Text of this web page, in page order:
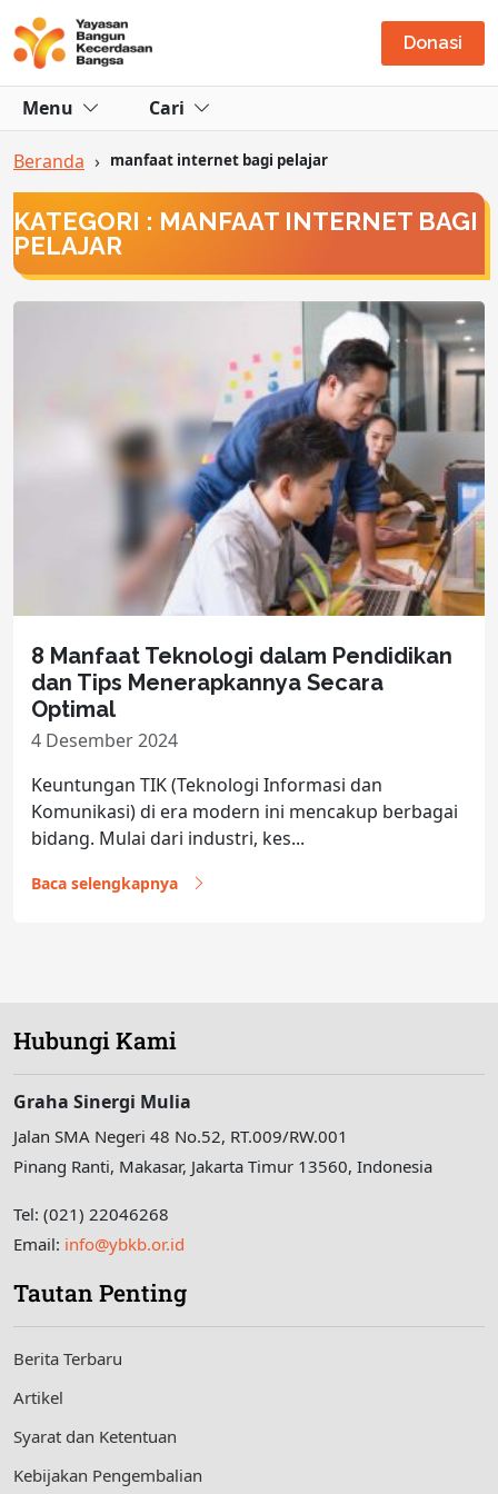
Donasi
Menu Cari
Beranda › manfaat internet bagi pelajar
KATEGORI : MANFAAT INTERNET BAGI
PELAJAR
8 Manfaat Teknologi dalam Pendidikan
dan Tips Menerapkannya Secara
Optimal
4 Desember 2024
Keuntungan TIK (Teknologi Informasi dan
Komunikasi) di era modern ini mencakup berbagai
bidang. Mulai dari industri, kes...
Baca selengkapnya
Hubungi Kami
Graha Sinergi Mulia
Jalan SMA Negeri 48 No.52, RT.009/RW.001
Pinang Ranti, Makasar, Jakarta Timur 13560, Indonesia
Tel: (021) 22046268
Email: info@ybkb.or.id
Tautan Penting
Berita Terbaru
Artikel
Syarat dan Ketentuan
Kebijakan Pengembalian